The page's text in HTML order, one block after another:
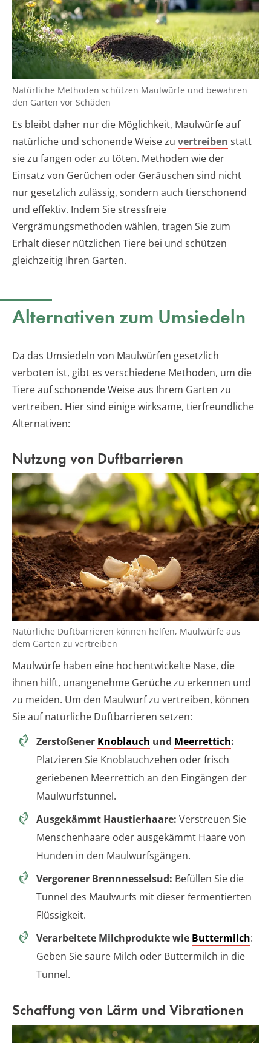
Natürliche Methoden schützen Maulwürfe und bewahren
den Garten vor Schäden
Es bleibt daher nur die Möglichkeit, Maulwürfe auf
natürliche und schonende Weise zu vertreiben statt
sie zu fangen oder zu töten. Methoden wie der
Einsatz von Gerüchen oder Geräuschen sind nicht
nur gesetzlich zulässig, sondern auch tierschonend
und effektiv. Indem Sie stressfreie
Vergrämungsmethoden wählen, tragen Sie zum
Erhalt dieser nützlichen Tiere bei und schützen
gleichzeitig Ihren Garten.
Alternativen zum Umsiedeln
Da das Umsiedeln von Maulwürfen gesetzlich
verboten ist, gibt es verschiedene Methoden, um die
Tiere auf schonende Weise aus Ihrem Garten zu
vertreiben. Hier sind einige wirksame, tierfreundliche
Alternativen:
Nutzung von Duftbarrieren
Natürliche Duftbarrieren können helfen, Maulwürfe aus
dem Garten zu vertreiben
Maulwürfe haben eine hochentwickelte Nase, die
ihnen hilft, unangenehme Gerüche zu erkennen und
zu meiden. Um den Maulwurf zu vertreiben, können
Sie auf natürliche Duftbarrieren setzen:
Zerstoßener Knoblauch und Meerrettich:
Platzieren Sie Knoblauchzehen oder frisch
geriebenen Meerrettich an den Eingängen der
Maulwurfstunnel.
Ausgekämmt Haustierhaare: Verstreuen Sie
Menschenhaare oder ausgekämmt Haare von
Hunden in den Maulwurfsgängen.
Vergorener Brennnesselsud: Befüllen Sie die
Tunnel des Maulwurfs mit dieser fermentierten
Flüssigkeit.
Verarbeitete Milchprodukte wie Buttermilch:
Geben Sie saure Milch oder Buttermilch in die
Tunnel.
Schaffung von Lärm und Vibrationen